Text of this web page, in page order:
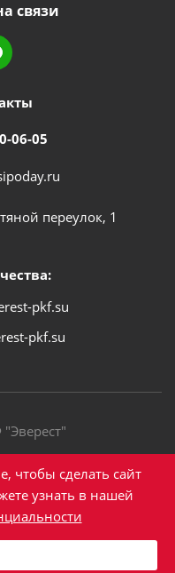
связи
06-05
переулок, 1
pkf.su
pkf.su
чтобы сделать сайт
узнать в нашей